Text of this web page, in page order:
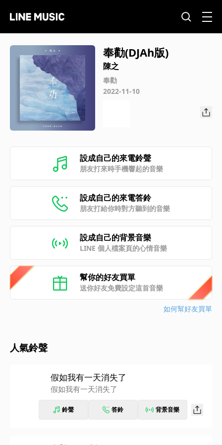
奉勸(DJAh版)
陳之
奉勸
2022-11-10
設成自己的來電鈴聲
朋友打來時手機響起的音樂
設成自己的來電答鈴
朋友打給你時對方聽到的音樂
設成自己的背景音樂
LINE 個人檔案頁的心情音樂
幫你的好友買單
送你好友免費設定這首音樂
如何幫好友買單
人氣鈴聲
假如我有一天消失了
假如我有一天消失了
鈴聲 答鈴 背景音樂